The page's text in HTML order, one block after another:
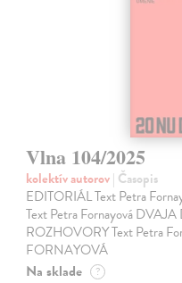
Vlna 104/2025
kolektív autorov| Časopis
EDITORIÁL Text Petra
Text Petra Fornayová
ROZHOVORY Text Petra
FORNAYOVÁ
Na sklade ?